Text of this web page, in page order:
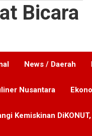
Bicara
News / Daerah
Nusantara
Kemiskinan